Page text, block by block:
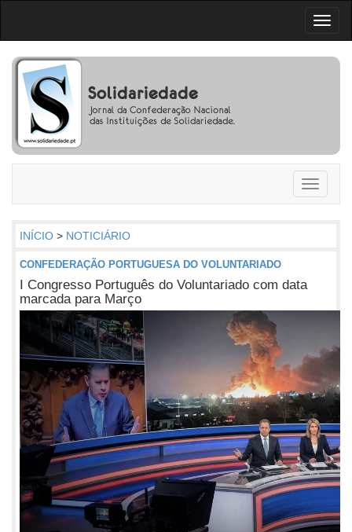
Toggle
INÍCIO > NOTICIÁRIO
CONFEDERAÇÃO PORTUGUESA DO VOLUNTARIADO
I Congresso Português do Voluntariado com data
marcada para Março